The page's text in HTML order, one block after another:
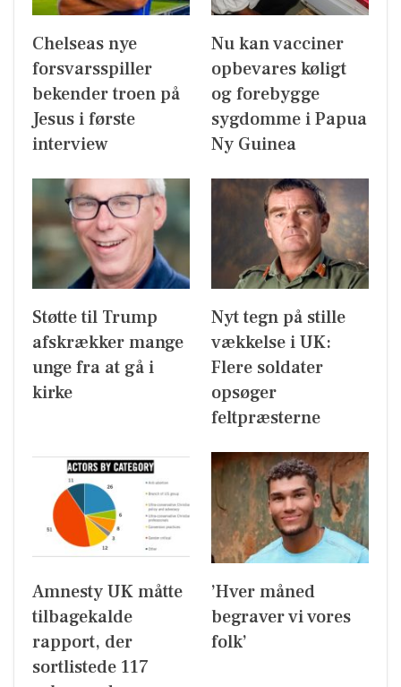
Chelseas nye
forsvarsspiller
bekender troen på
Jesus i første
interview
Nu kan vacciner
opbevares køligt
og forebygge
sygdomme i Papua
Ny Guinea
Støtte til Trump
afskrækker mange
unge fra at gå i
kirke
Nyt tegn på stille
vækkelse i UK:
Flere soldater
opsøger
feltpræsterne
Amnesty UK måtte
tilbagekalde
rapport, der
sortlistede 117
’Hver måned
begraver vi vores
folk’